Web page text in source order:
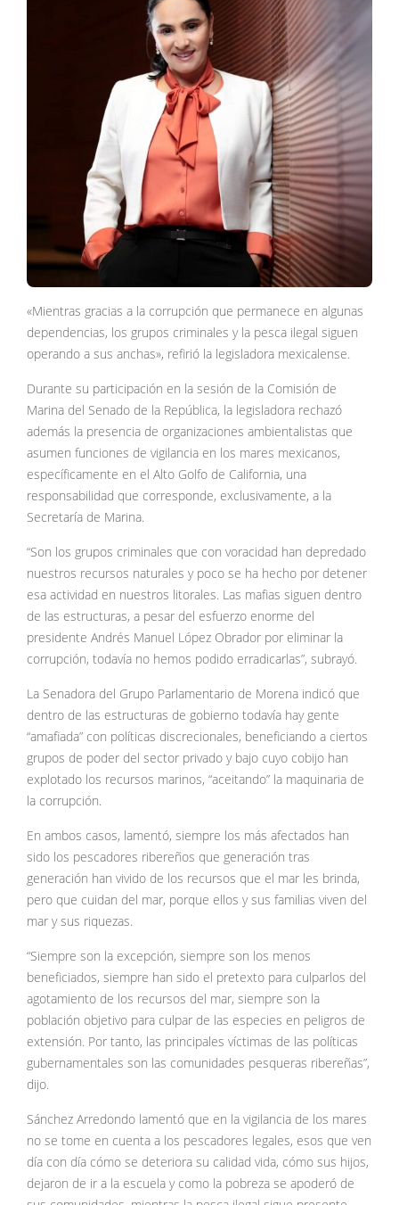
«Mientras gracias a la corrupción que permanece en algunas
dependencias, los grupos criminales y la pesca ilegal siguen
operando a sus anchas», refirió la legisladora mexicalense.
Durante su participación en la sesión de la Comisión de
Marina del Senado de la República, la legisladora rechazó
además la presencia de organizaciones ambientalistas que
asumen funciones de vigilancia en los mares mexicanos,
específicamente en el Alto Golfo de California, una
responsabilidad que corresponde, exclusivamente, a la
Secretaría de Marina.
“Son los grupos criminales que con voracidad han depredado
nuestros recursos naturales y poco se ha hecho por detener
esa actividad en nuestros litorales. Las mafias siguen dentro
de las estructuras, a pesar del esfuerzo enorme del
presidente Andrés Manuel López Obrador por eliminar la
corrupción, todavía no hemos podido erradicarlas”, subrayó.
La Senadora del Grupo Parlamentario de Morena indicó que
dentro de las estructuras de gobierno todavía hay gente
“amafiada” con políticas discrecionales, beneficiando a ciertos
grupos de poder del sector privado y bajo cuyo cobijo han
explotado los recursos marinos, “aceitando” la maquinaria de
la corrupción.
En ambos casos, lamentó, siempre los más afectados han
sido los pescadores ribereños que generación tras
generación han vivido de los recursos que el mar les brinda,
pero que cuidan del mar, porque ellos y sus familias viven del
mar y sus riquezas.
“Siempre son la excepción, siempre son los menos
beneficiados, siempre han sido el pretexto para culparlos del
agotamiento de los recursos del mar, siempre son la
población objetivo para culpar de las especies en peligros de
extensión. Por tanto, las principales víctimas de las políticas
gubernamentales son las comunidades pesqueras ribereñas”,
dijo.
Sánchez Arredondo lamentó que en la vigilancia de los mares
no se tome en cuenta a los pescadores legales, esos que ven
día con día cómo se deteriora su calidad vida, cómo sus hijos,
dejaron de ir a la escuela y como la pobreza se apoderó de